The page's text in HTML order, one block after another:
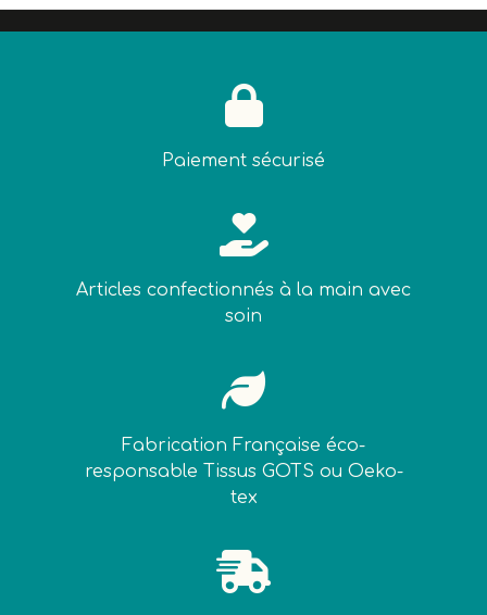

Paiement sécurisé

Articles confectionnés à la main avec
soin

Fabrication Française éco-
responsable Tissus GOTS ou Oeko-
tex
